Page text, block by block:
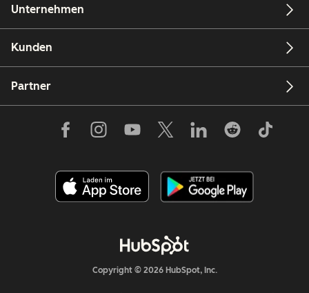
Unternehmen
Kunden
Partner
Copyright © 2026 HubSpot, Inc.